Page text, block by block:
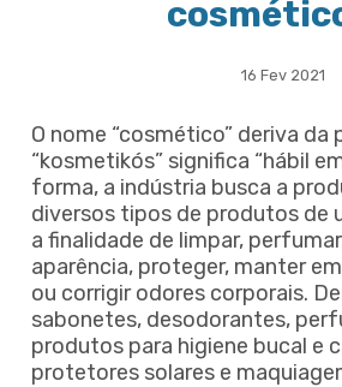
16 Fev 2021
O nome “cosmético” deriva da
“kosmetikós” significa “hábil
forma, a indústria busca a
diversos tipos de produtos de
a finalidade de limpar,
aparência, proteger, manter
ou corrigir odores corporais.
sabonetes, desodorantes,
produtos para higiene bucal e
protetores solares e